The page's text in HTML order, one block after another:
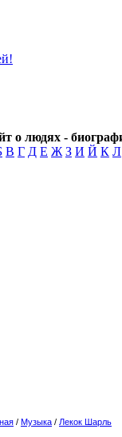
о людях -
В Г Д Е Ж З И Й К Л
/ Музыка / Лекок Шарль